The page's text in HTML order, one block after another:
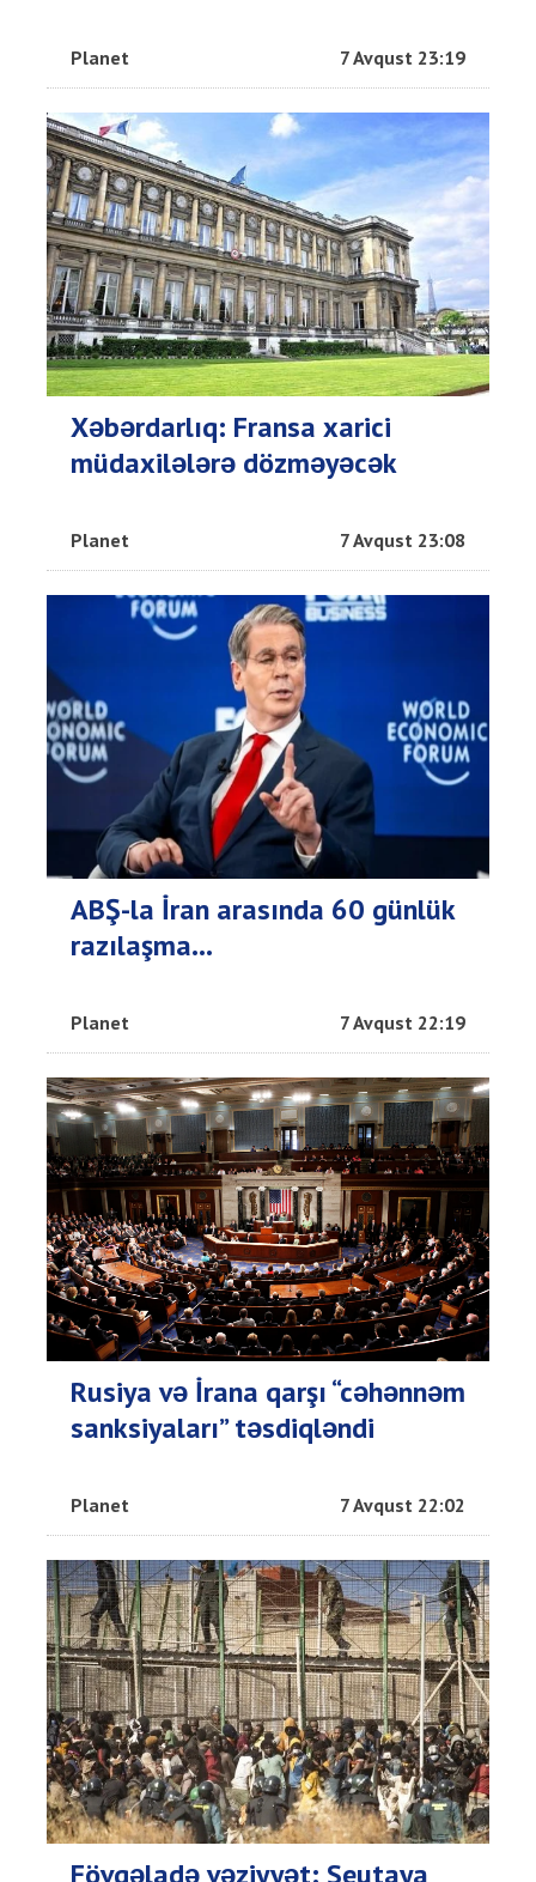
Planet 7 Avqust 23:19
Xəbərdarlıq: Fransa xarici
müdaxilələrə dözməyəcək
Planet 7 Avqust 23:08
ABŞ-la İran arasında 60 günlük
razılaşma...
Planet 7 Avqust 22:19
Rusiya və İrana qarşı “cəhənnəm
sanksiyaları” təsdiqləndi
Planet 7 Avqust 22:02
Fövqəladə vəziyyət: Seutaya